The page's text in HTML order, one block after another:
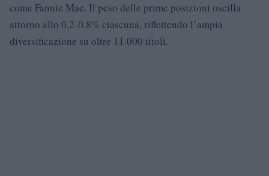
come Fannie Mae. Il peso delle prime posizioni oscilla
attorno allo 0,2-0,8% ciascuna, riflettendo l’ampia
diversificazione su oltre 11.000 titoli.